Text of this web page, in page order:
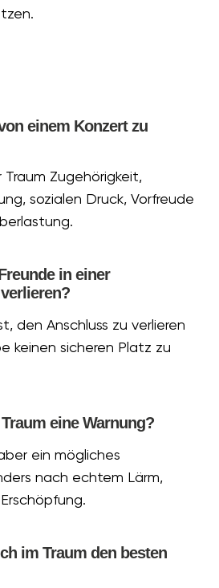
einem Konzert zu
Zugehörigkeit,
sozialen Druck, Vorfreude
in einer
den Anschluss zu verlieren
keinen sicheren Platz zu
eine Warnung?
ein mögliches
nach echtem Lärm,
im Traum den besten